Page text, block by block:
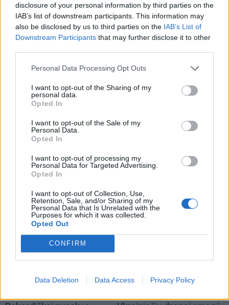
disclosure of your personal information by third parties on the
IAB’s list of downstream participants. This information may
also be disclosed by us to third parties on the IAB’s List of
Downstream Participants that may further disclose it to other
Personal Data Processing Opt Outs
I want to opt-out of the Sharing of my
personal data.
Opted In
I want to opt-out of the Sale of my
Personal Data.
Opted In
I want to opt-out of processing my
Personal Data for Targeted Advertising.
Opted In
I want to opt-out of Collection, Use,
Retention, Sale, and/or Sharing of my
Personal Data that Is Unrelated with the
Purposes for which it was collected.
Opted Out
CONFIRM
Data Deletion Data Access Privacy Policy
Pasaulis
Zelenskio vizitas
Serbijoje – pirmasis nuo
karo pradžios: Belgrade
laukia keblūs pokalbiai
Pasaulis
Dronai pastebėti virš
karinės bazės Vakarų
Vokietijoje: incidentą tiria
policija
Pasaulis
Skaudus smūgis Rusijos
energetikos pajamoms:
JAV Senatas pritarė
naujam sankcijų paketui
Stalino šešėlis virš
Rusijos pasitraukus
Vladimirui Putinui
(3)